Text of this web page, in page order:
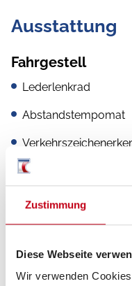
Zustimmung
Diese Webseite
Wir verwenden
Ausstattung
Fahrgestell
Lederlenkrad
Abstandstempomat
Regensensor